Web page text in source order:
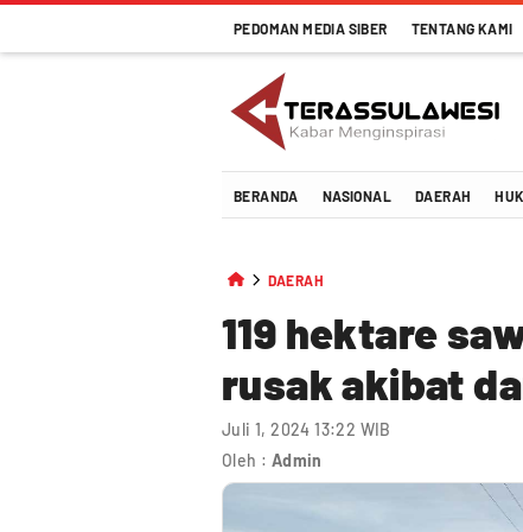
PEDOMAN MEDIA SIBER TENTANG KAMI
Terassulawesi
Kabar Menginspirasi
BERANDA NASIONAL DAERAH
DAERAH
119 hektare
rusak akibat
Juli 1, 2024 13:22 WIB
Oleh : Admin